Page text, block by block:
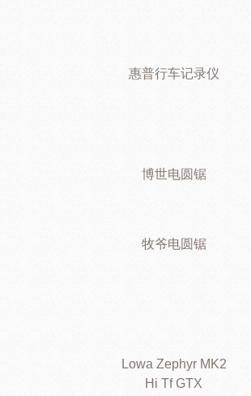
惠普行车记录仪
博世电圆锯
牧爷电圆锯
Lowa Zephyr MK2
Hi Tf GTX